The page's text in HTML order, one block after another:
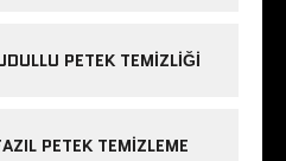
PETEK TEMIZLIĞI
PETEK TEMIZLEME